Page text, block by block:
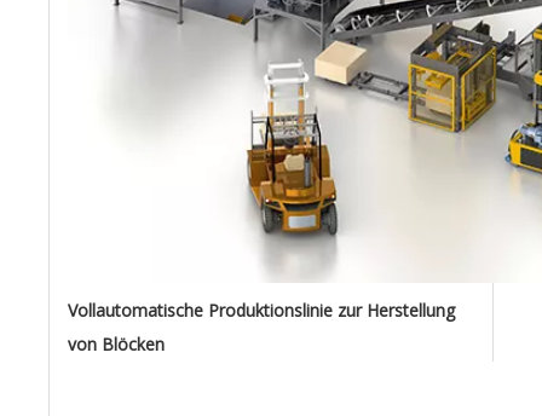
Vollautomatische Produktionslinie zur Herstellung
von Blöcken